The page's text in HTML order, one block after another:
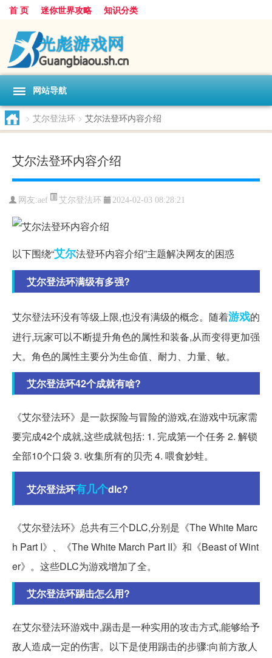
首 页 迷你世界攻略 知识分类
网站导航
> 艾尔登法环 > 艾尔法登环内容介绍
艾尔法登环内容介绍
网友:aef 艾尔登法环 2024-02-03 08:28:21
以下围绕“艾尔法登环内容介绍”主题解决网友的困惑
艾尔登法环满级有多强?
艾尔登法环没有等级上限,也没有满级的概念。随着游戏的
进行,玩家可以不断提升角色的属性和装备,从而变得更加强
大。角色的属性主要分为生命值、耐力、力量、敏。
艾尔登法环42个成就有啥?
《艾尔登法环》是一款探险与冒险的游戏,在游戏中玩家需
要完成42个成就,这些成就包括: 1. 完成第一个任务 2. 解锁
全部10个口袋 3. 收集所有的贝壳 4. 喂食妙蛙。
艾尔登法环有几个dlc?
《艾尔登法环》总共有三个DLC,分别是《The White Marc
h Part I》、《The White March Part II》和《Beast of Wint
er》。这些DLC为游戏增加了全。
艾尔登法环踢击怎么用?
在艾尔登法环游戏中,踢击是一种实用的攻击方式,能够给予
敌人造成一定的伤害。以下是使用踢击的步骤:向前方敌人